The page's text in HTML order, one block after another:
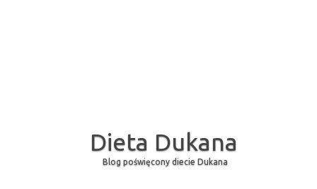
Dieta Dukana
Blog poświęcony diecie Dukana